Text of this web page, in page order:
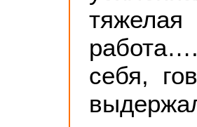
себя,